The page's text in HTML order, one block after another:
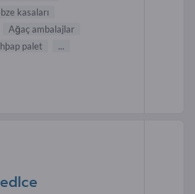
kasaları
Ağaç ambalajlar
palet ...